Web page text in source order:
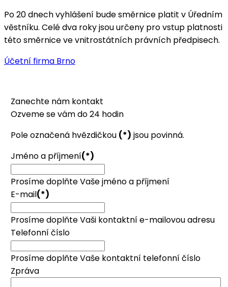
Po 20 dnech vyhlášení bude směrnice platit v Úředním
věstníku. Celé dva roky jsou určeny pro vstup platnosti
této směrnice ve vnitrostátních právních předpisech.
Účetní firma Brno
Zanechte nám kontakt
Ozveme se vám do 24 hodin
Pole označená hvězdičkou (*) jsou povinná.
Jméno a příjmení(*)
Prosíme doplňte Vaše jméno a příjmení
E-mail(*)
Prosíme doplňte Vaši kontaktní e-mailovou adresu
Telefonní číslo
Prosíme doplňte Vaše kontaktní telefonní číslo
Zpráva